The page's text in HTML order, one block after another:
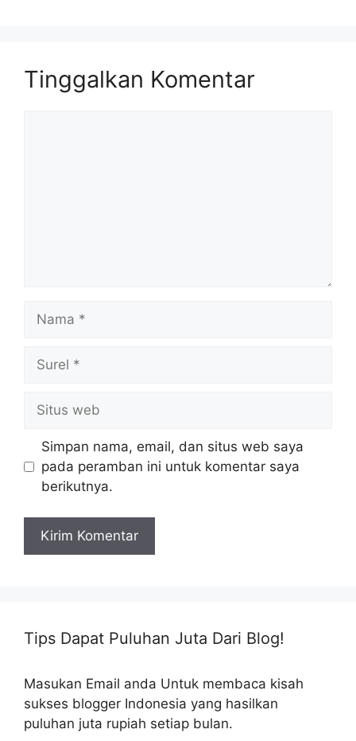
Tinggalkan Komentar
Nama
Surel
Situs
web
Simpan nama, email, dan situs web saya
pada peramban ini untuk komentar saya
berikutnya.
Tips Dapat Puluhan Juta Dari Blog!
Masukan Email anda Untuk membaca kisah
sukses blogger Indonesia yang hasilkan
puluhan juta rupiah setiap bulan.